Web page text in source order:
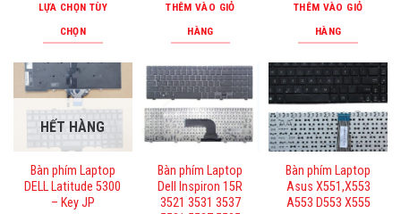
LỰA CHỌN TÙY
CHỌN
phẩm
này
có
nhiều
biến
thể.
Các
THÊM VÀO GIỎ
HÀNG
THÊM VÀO GIỎ
HÀNG
HẾT HÀNG
Bàn phím Laptop
DELL Latitude 5300
– Key JP
Bàn phím Laptop
Dell Inspiron 15R
3521 3531 3537
Bàn phím Laptop
Asus X551,X553
A553 D553 X555